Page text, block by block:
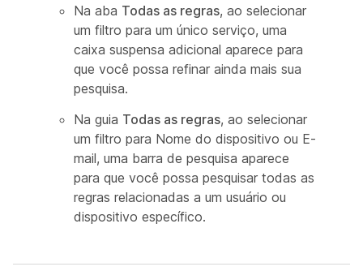
Na aba Todas as regras, ao selecionar
um filtro para um único serviço, uma
caixa suspensa adicional aparece para
que você possa refinar ainda mais sua
pesquisa.
Na guia Todas as regras, ao selecionar
um filtro para Nome do dispositivo ou E-
mail, uma barra de pesquisa aparece
para que você possa pesquisar todas as
regras relacionadas a um usuário ou
dispositivo específico.